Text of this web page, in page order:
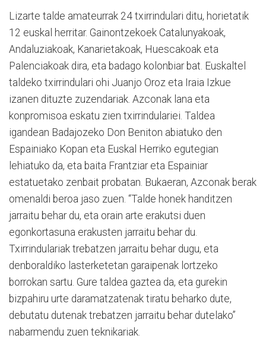
Lizarte talde amateurrak 24 txirrindulari ditu, horietatik
12 euskal herritar. Gainontzekoek Catalunyakoak,
Andaluziakoak, Kanarietakoak, Huescakoak eta
Palenciakoak dira, eta badago kolonbiar bat. Euskaltel
taldeko txirrindulari ohi Juanjo Oroz eta Iraia Izkue
izanen dituzte zuzendariak. Azconak lana eta
konpromisoa eskatu zien txirrindulariei. Taldea
igandean Badajozeko Don Beniton abiatuko den
Espainiako Kopan eta Euskal Herriko egutegian
lehiatuko da, eta baita Frantziar eta Espainiar
estatuetako zenbait probatan. Bukaeran, Azconak berak
omenaldi beroa jaso zuen. “Talde honek handitzen
jarraitu behar du, eta orain arte erakutsi duen
egonkortasuna erakusten jarraitu behar du.
Txirrindulariak trebatzen jarraitu behar dugu, eta
denboraldiko lasterketetan garaipenak lortzeko
borrokan sartu. Gure taldea gaztea da, eta gurekin
bizpahiru urte daramatzatenak tiratu beharko dute,
debutatu dutenak trebatzen jarraitu behar dutelako”
nabarmendu zuen teknikariak.